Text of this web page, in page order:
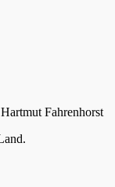
Fahrenhorst